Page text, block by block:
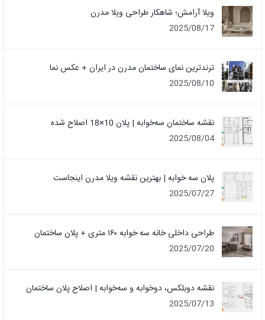
ویلا آرامش؛ شاهکار طراحی ویلا مدرن
2025/08/17
ترندترین نمای ساختمان مدرن در ایران + عکس نما
2025/08/10
نقشه ساختمان سه‌خوابه | پلان 10×18 اصلاح شده
2025/08/04
پلان سه خوابه | بهترین نقشه ویلا مدرن اینجاست
2025/07/27
طراحی داخلی خانه سه خوابه ۱۶۰ متری + پلان ساختمان
2025/07/20
نقشه دوبلکس، دوخوابه و سه‌خوابه | اصلاح پلان ساختمان
2025/07/13